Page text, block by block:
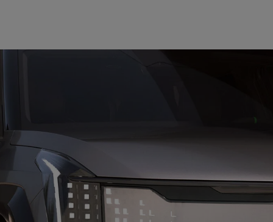
sanftes Fahrverhalten – ideal für den Alltag.
Sport-Modus sorgt für ein direkteres
Ansprechverhalten und ein dynamischeres
Fahrerlebnis.